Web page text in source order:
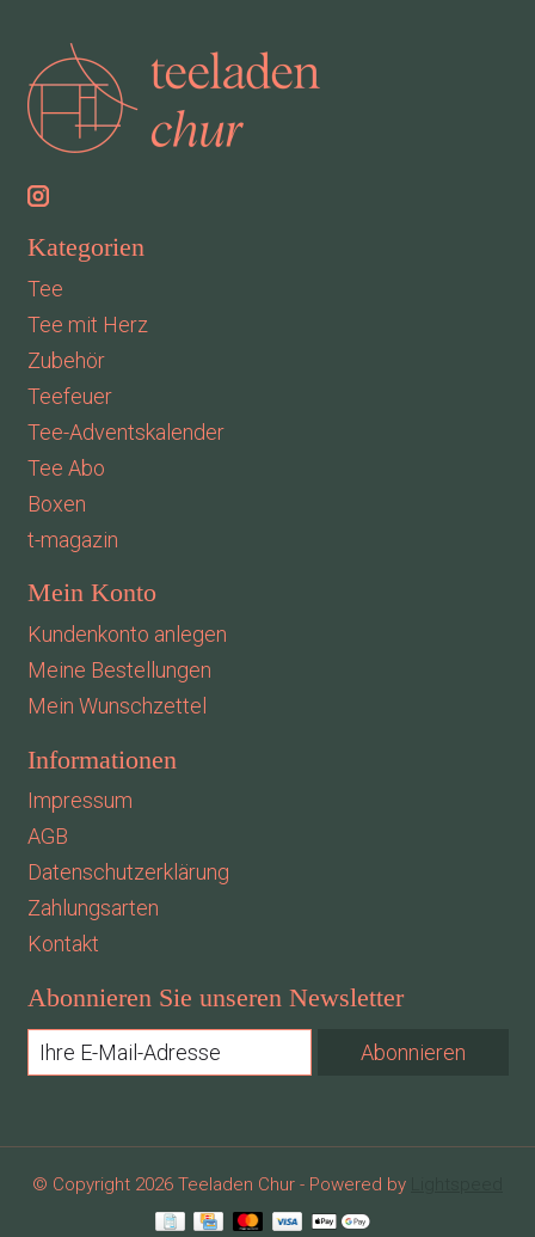
Kategorien
Tee
Tee mit Herz
Zubehör
Teefeuer
Tee-Adventskalender
Tee Abo
Boxen
t-magazin
Mein Konto
Kundenkonto anlegen
Meine Bestellungen
Mein Wunschzettel
Informationen
Impressum
AGB
Datenschutzerklärung
Zahlungsarten
Kontakt
Abonnieren Sie unseren Newsletter
Abonnieren
© Copyright 2026 Teeladen Chur - Powered by